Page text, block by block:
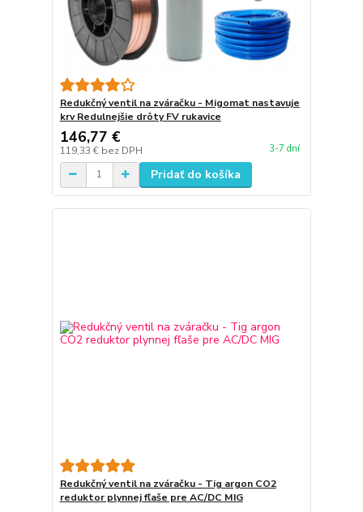
Redukčný ventil na zváračku - Migomat nastavuje
krv Redulnejšie drôty FV rukavice
146,77 €
119,33 € bez DPH 3-7 dní
Pridať do košíka
Redukčný ventil na zváračku - Tig argon CO2
reduktor plynnej fľaše pre AC/DC MIG